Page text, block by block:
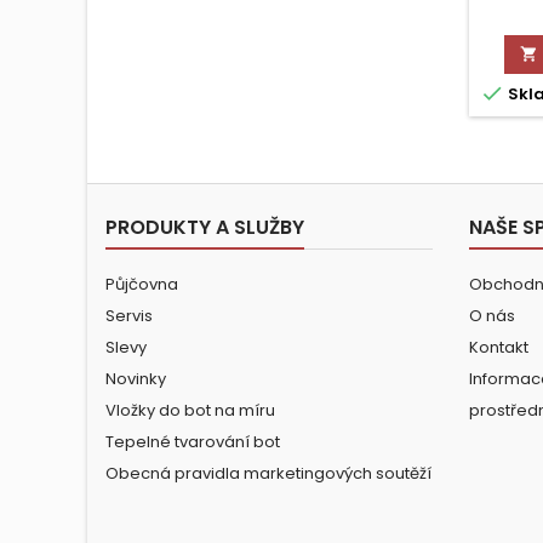


PRODUKTY A SLUŽBY
Půjčovna
Servis
Slevy
Novinky
Vložky do bot na míru
Tepelné tvarování bot
Obecná pravidla marketingových soutěží
NAŠE
O nás
Kontakt